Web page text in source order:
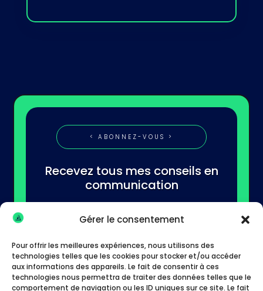
Gérer le consentement
Pour offrir les meilleures expériences, nous utilisons des
technologies telles que les cookies pour stocker et/ou accéder
aux informations des appareils. Le fait de consentir à ces
technologies nous permettra de traiter des données telles que le
comportement de navigation ou les ID uniques sur ce site. Le fait
< ABONNEZ-VOUS >
Recevez tous mes conseils en
communication
S'abonner